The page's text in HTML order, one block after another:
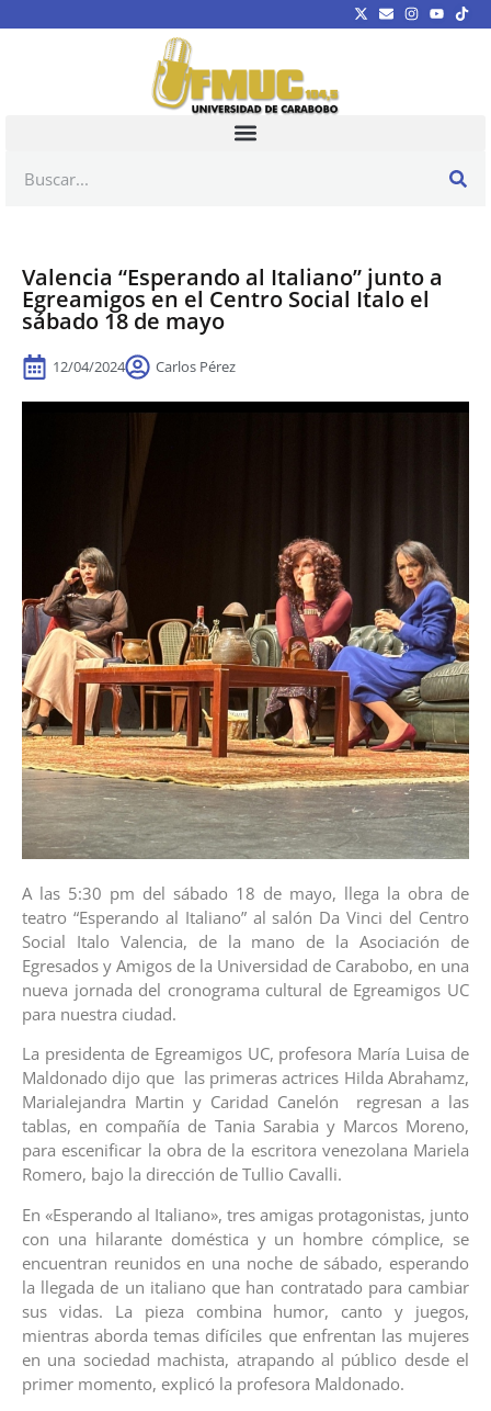
Valencia “Esperando al Italiano” junto a
Egreamigos en el Centro Social Italo el
sábado 18 de mayo
12/04/2024 Carlos Pérez
A las 5:30 pm del sábado 18 de mayo, llega la obra de
teatro “Esperando al Italiano” al salón Da Vinci del Centro
Social Italo Valencia, de la mano de la Asociación de
Egresados y Amigos de la Universidad de Carabobo, en una
nueva jornada del cronograma cultural de Egreamigos UC
para nuestra ciudad.
La presidenta de Egreamigos UC, profesora María Luisa de
Maldonado dijo que las primeras actrices Hilda Abrahamz,
Marialejandra Martin y Caridad Canelón regresan a las
tablas, en compañía de Tania Sarabia y Marcos Moreno,
para escenificar la obra de la escritora venezolana Mariela
Romero, bajo la dirección de Tullio Cavalli.
En «Esperando al Italiano», tres amigas protagonistas, junto
con una hilarante doméstica y un hombre cómplice, se
encuentran reunidos en una noche de sábado, esperando
la llegada de un italiano que han contratado para cambiar
sus vidas. La pieza combina humor, canto y juegos,
mientras aborda temas difíciles que enfrentan las mujeres
en una sociedad machista, atrapando al público desde el
primer momento, explicó la profesora Maldonado.